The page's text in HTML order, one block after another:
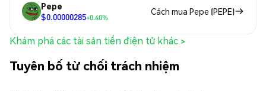
Pepe
$0.00000285+0.40%
Cách mua Pepe (PEPE)
Khám phá các tài sản tiền điện tử khác >
Tuyên bố từ chối trách nhiệm